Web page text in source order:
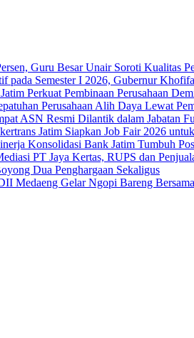
Guru Besar Unair Soroti Kualitas
pada Semester I 2026, Gubernur
Perkuat Pembinaan Perusahaan
Perusahaan Alih Daya Lewat
ASN Resmi Dilantik dalam Jabatan
Jatim Siapkan Job Fair 2026
Konsolidasi Bank Jatim Tumbuh
PT Jaya Kertas, RUPS dan
Dua Penghargaan Sekaligus
Medaeng Gelar Ngopi Bareng